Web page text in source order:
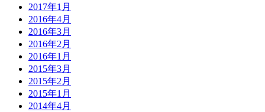
2017年1月
2016年4月
2016年3月
2016年2月
2016年1月
2015年3月
2015年2月
2015年1月
2014年4月